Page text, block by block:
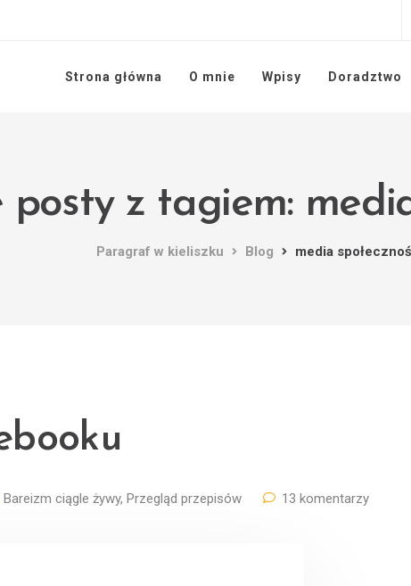
Strona główna O mnie Wpisy Doradztwo
posty z tagiem:
Paragraf w kieliszku Blog media
Bareizm ciągle żywy, Przegląd przepisów 13 komentarzy